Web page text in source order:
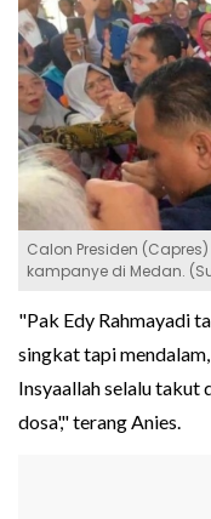
Calon Presiden
kampanye di Medan.
"Pak Edy Rahmayadi
singkat tapi
Insyaallah selalu takut
dosa'," terang Anies.